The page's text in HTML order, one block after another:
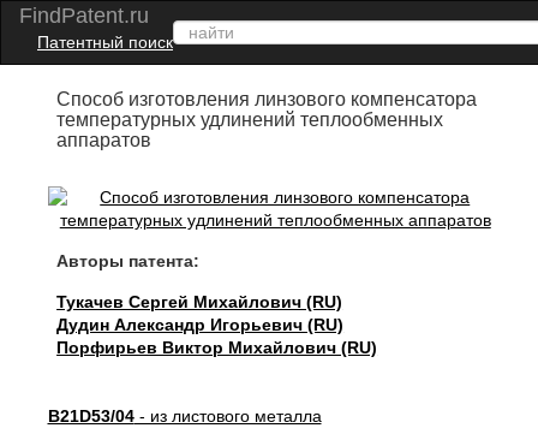
FindPatent.ru
Патентный поиск
Способ изготовления линзового компенсатора
температурных удлинений теплообменных
аппаратов
Авторы патента:
Тукачев Сергей Михайлович (RU)
Дудин Александр Игорьевич (RU)
Порфирьев Виктор Михайлович (RU)
B21D53/04- из листового металла